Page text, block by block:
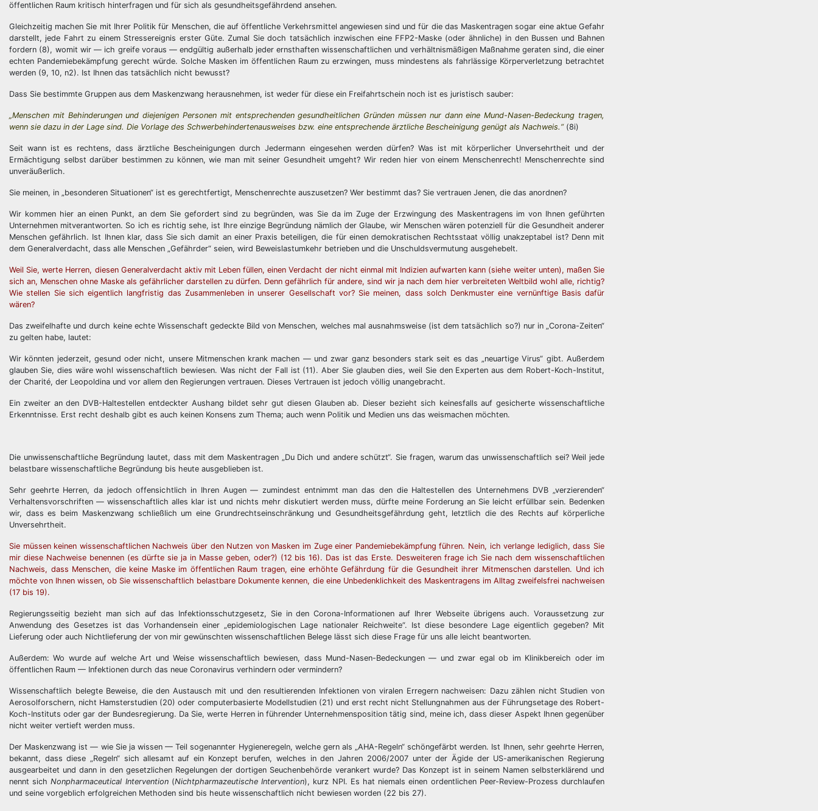
öffentlichen Raum kritisch hinterfragen und für sich als gesundheitsgefährdend ansehen.
Gleichzeitig machen Sie mit Ihrer Politik für Menschen, die auf öffentliche Verkehrsmittel angewiesen sind und für die das Maskentragen sogar eine aktue Gefahr
darstellt, jede Fahrt zu einem Stressereignis erster Güte. Zumal Sie doch tatsächlich inzwischen eine FFP2-Maske (oder ähnliche) in den Bussen und Bahnen
fordern (8), womit wir — ich greife voraus — endgültig außerhalb jeder ernsthaften wissenschaftlichen und verhältnismäßigen Maßnahme geraten sind, die einer
echten Pandemiebekämpfung gerecht würde. Solche Masken im öffentlichen Raum zu erzwingen, muss mindestens als fahrlässige Körperverletzung betrachtet
werden (9, 10, n2). Ist Ihnen das tatsächlich nicht bewusst?
Dass Sie bestimmte Gruppen aus dem Maskenzwang herausnehmen, ist weder für diese ein Freifahrtschein noch ist es juristisch sauber:
„Menschen mit Behinderungen und diejenigen Personen mit entsprechenden gesundheitlichen Gründen müssen nur dann eine Mund-Nasen-Bedeckung tragen,
wenn sie dazu in der Lage sind. Die Vorlage des Schwerbehindertenausweises bzw. eine entsprechende ärztliche Bescheinigung genügt als Nachweis.“(8i)
Seit wann ist es rechtens, dass ärztliche Bescheinigungen durch Jedermann eingesehen werden dürfen? Was ist mit körperlicher Unversehrtheit und der
Ermächtigung selbst darüber bestimmen zu können, wie man mit seiner Gesundheit umgeht? Wir reden hier von einem Menschenrecht! Menschenrechte sind
unveräußerlich.
Sie meinen, in „besonderen Situationen“ ist es gerechtfertigt, Menschenrechte auszusetzen? Wer bestimmt das? Sie vertrauen Jenen, die das anordnen?
Wir kommen hier an einen Punkt, an dem Sie gefordert sind zu begründen, was Sie da im Zuge der Erzwingung des Maskentragens im von Ihnen geführten
Unternehmen mitverantworten. So ich es richtig sehe, ist Ihre einzige Begründung nämlich der Glaube, wir Menschen wären potenziell für die Gesundheit anderer
Menschen gefährlich. Ist Ihnen klar, dass Sie sich damit an einer Praxis beteiligen, die für einen demokratischen Rechtsstaat völlig unakzeptabel ist? Denn mit
dem Generalverdacht, dass alle Menschen „Gefährder“ seien, wird Beweislastumkehr betrieben und die Unschuldsvermutung ausgehebelt.
Weil Sie, werte Herren, diesen Generalverdacht aktiv mit Leben füllen, einen Verdacht der nicht einmal mit Indizien aufwarten kann (siehe weiter unten), maßen Sie
sich an, Menschen ohne Maske als gefährlicher darstellen zu dürfen. Denn gefährlich für andere, sind wir ja nach dem hier verbreiteten Weltbild wohl alle, richtig?
Wie stellen Sie sich eigentlich langfristig das Zusammenleben in unserer Gesellschaft vor? Sie meinen, dass solch Denkmuster eine vernünftige Basis dafür
wären?
Das zweifelhafte und durch keine echte Wissenschaft gedeckte Bild von Menschen, welches mal ausnahmsweise (ist dem tatsächlich so?) nur in „Corona-Zeiten“
zu gelten habe, lautet:
Wir könnten jederzeit, gesund oder nicht, unsere Mitmenschen krank machen — und zwar ganz besonders stark seit es das „neuartige Virus“ gibt. Außerdem
glauben Sie, dies wäre wohl wissenschaftlich bewiesen. Was nicht der Fall ist (11). Aber Sie glauben dies, weil Sie den Experten aus dem Robert-Koch-Institut,
der Charité, der Leopoldina und vor allem den Regierungen vertrauen. Dieses Vertrauen ist jedoch völlig unangebracht.
Ein zweiter an den DVB-Haltestellen entdeckter Aushang bildet sehr gut diesen Glauben ab. Dieser bezieht sich keinesfalls auf gesicherte wissenschaftliche
Erkenntnisse. Erst recht deshalb gibt es auch keinen Konsens zum Thema; auch wenn Politik und Medien uns das weismachen möchten.
Die unwissenschaftliche Begründung lautet, dass mit dem Maskentragen „Du Dich und andere schützt“. Sie fragen, warum das unwissenschaftlich sei? Weil jede
belastbare wissenschaftliche Begründung bis heute ausgeblieben ist.
Sehr geehrte Herren, da jedoch offensichtlich in Ihren Augen — zumindest entnimmt man das den die Haltestellen des Unternehmens DVB „verzierenden“
Verhaltensvorschriften — wissenschaftlich alles klar ist und nichts mehr diskutiert werden muss, dürfte meine Forderung an Sie leicht erfüllbar sein. Bedenken
wir, dass es beim Maskenzwang schließlich um eine Grundrechtseinschränkung und Gesundheitsgefährdung geht, letztlich die des Rechts auf körperliche
Unversehrtheit.
Sie müssen keinen wissenschaftlichen Nachweis über den Nutzen von Masken im Zuge einer Pandemiebekämpfung führen. Nein, ich verlange lediglich, dass Sie
mir diese Nachweise benennen (es dürfte sie ja in Masse geben, oder?) (12 bis 16). Das ist das Erste. Desweiteren frage ich Sie nach dem wissenschaftlichen
Nachweis, dass Menschen, die keine Maske im öffentlichen Raum tragen, eine erhöhte Gefährdung für die Gesundheit ihrer Mitmenschen darstellen. Und ich
möchte von Ihnen wissen, ob Sie wissenschaftlich belastbare Dokumente kennen, die eine Unbedenklichkeit des Maskentragens im Alltag zweifelsfrei nachweisen
(17 bis 19).
Regierungsseitig bezieht man sich auf das Infektionsschutzgesetz, Sie in den Corona-Informationen auf Ihrer Webseite übrigens auch. Voraussetzung zur
Anwendung des Gesetzes ist das Vorhandensein einer „epidemiologischen Lage nationaler Reichweite“. Ist diese besondere Lage eigentlich gegeben? Mit
Lieferung oder auch Nichtlieferung der von mir gewünschten wissenschaftlichen Belege lässt sich diese Frage für uns alle leicht beantworten.
Außerdem: Wo wurde auf welche Art und Weise wissenschaftlich bewiesen, dass Mund-Nasen-Bedeckungen — und zwar egal ob im Klinikbereich oder im
öffentlichen Raum — Infektionen durch das neue Coronavirus verhindern oder vermindern?
Wissenschaftlich belegte Beweise, die den Austausch mit und den resultierenden Infektionen von viralen Erregern nachweisen: Dazu zählen nicht Studien von
Aerosolforschern, nicht Hamsterstudien (20) oder computerbasierte Modellstudien (21) und erst recht nicht Stellungnahmen aus der Führungsetage des Robert-
Koch-Instituts oder gar der Bundesregierung. Da Sie, werte Herren in führender Unternehmensposition tätig sind, meine ich, dass dieser Aspekt Ihnen gegenüber
nicht weiter vertieft werden muss.
Der Maskenzwang ist — wie Sie ja wissen — Teil sogenannter Hygieneregeln, welche gern als „AHA-Regeln“ schöngefärbt werden. Ist Ihnen, sehr geehrte Herren,
bekannt, dass diese „Regeln“ sich allesamt auf ein Konzept berufen, welches in den Jahren 2006/2007 unter der Ägide der US-amerikanischen Regierung
ausgearbeitet und dann in den gesetzlichen Regelungen der dortigen Seuchenbehörde verankert wurde? Das Konzept ist in seinem Namen selbsterklärend und
nennt sichNonpharmaceutical Intervention(Nichtpharmazeutische Intervention), kurz NPI. Es hat niemals einen ordentlichen Peer-Review-Prozess durchlaufen
und seine vorgeblich erfolgreichen Methoden sind bis heute wissenschaftlich nicht bewiesen worden (22 bis 27).